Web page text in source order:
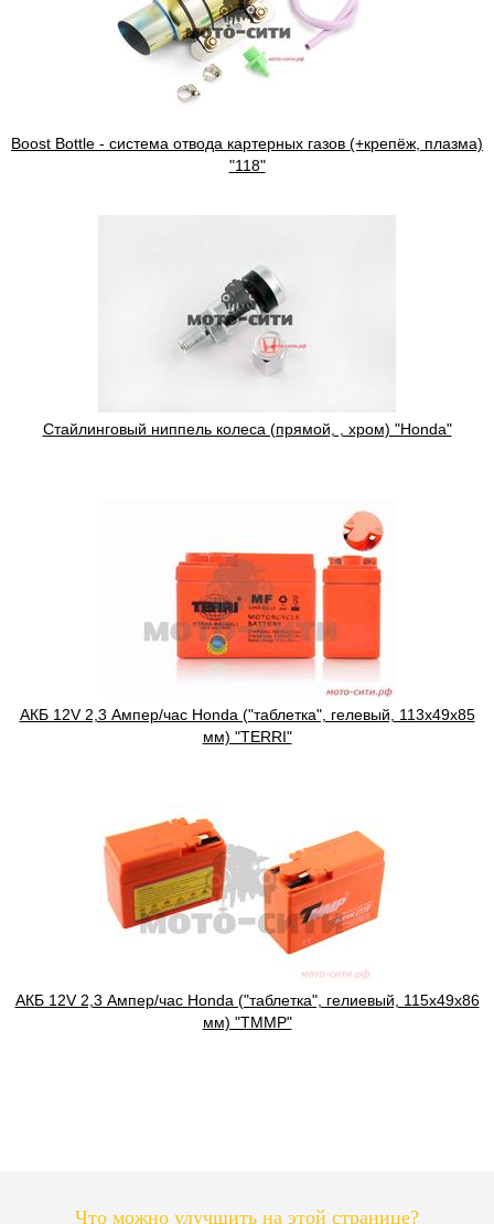
Boost Bottle - система отвода картерных газов (+крепёж, плазма)
"118"
Cтайлинговый ниппель колеса (прямой, , хром) "Honda"
АКБ 12V 2,3 Ампер/час Honda ("таблетка", гелевый, 113x49x85
мм) "TERRI"
АКБ 12V 2,3 Ампер/час Honda ("таблетка", гелиевый, 115x49x86
мм) "TMMP"
Что можно улучшить на этой странице?